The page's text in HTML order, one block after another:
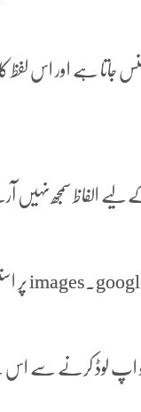
الفاظ سمجھ نہیں
اپ لوڈ کرنے سے اس